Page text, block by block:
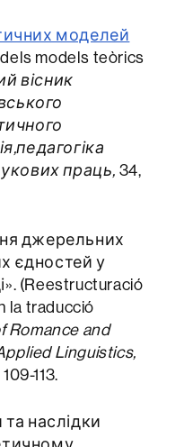
моделей
dels models teòrics
вісник
праць, 34,
джерельних
єдностей у
(Reestructuració
la traducció
Romance and
Linguistics,
113.
наслідки